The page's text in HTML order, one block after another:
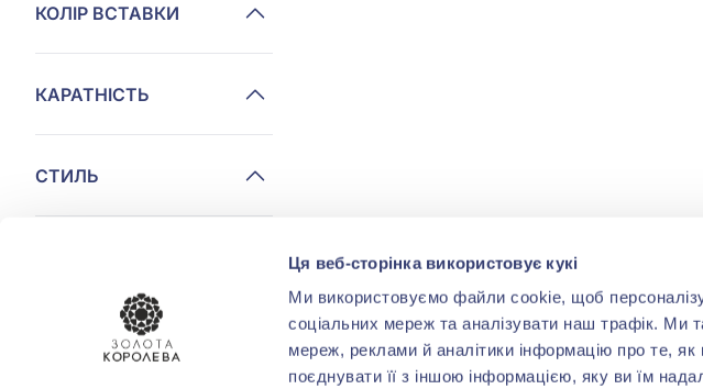
Ця веб-сторінка використовує кукі
Ми використовуємо файли cookie, щоб
соціальних мереж та аналізувати наш трафік. Ми
мереж, реклами й аналітики інформацію про те,
поєднувати її з іншою інформацією, яку ви їм
КОЛІР ВСТАВКИ
КАРАТНІСТЬ
СТИЛЬ
ПОКРИТТЯ